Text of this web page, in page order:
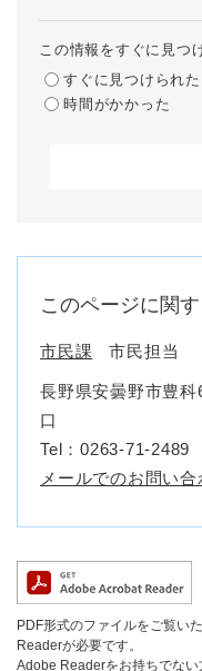
この情報をすぐに見つ
すぐに見つけられた
時間がかかった
このページに関
市民課 市民担当
長野県安曇野市豊
口
Tel：0263-71-2489
メールでのお問い
PDF形式のファイルをご覧い
Readerが必要です。
Adobe Readerをお持ちでな